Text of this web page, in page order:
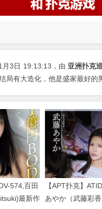
月3日 19:13:13 ，由 亚洲扑克
局有大造化，他是盛家最好
574,百田
最新作
【APT扑克】
あやか（武藤彩